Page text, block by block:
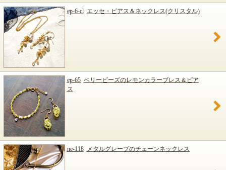
ep-6-cl エッセ・ピアス＆ネックレス(クリスタル)
ep-65 ベリービーズのレモンカラーブレス＆ピア
ス
ne-118 メタルグレープのチェーンネックレス